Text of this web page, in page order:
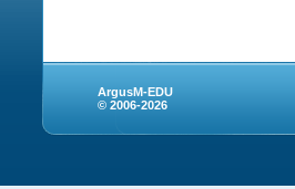
ArgusM-EDU
© 2006-2026